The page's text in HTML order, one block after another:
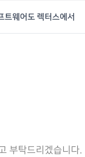
트웨어도 렉터스에서
부탁드리겠습니다.